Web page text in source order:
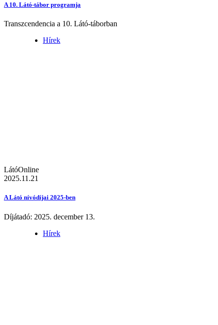
A 10. Látó-tábor programja
Transzcendencia a 10. Látó-táborban
Hírek
LátóOnline
2025.11.21
A Látó nívódíjai 2025-ben
Díjátadó: 2025. december 13.
Hírek